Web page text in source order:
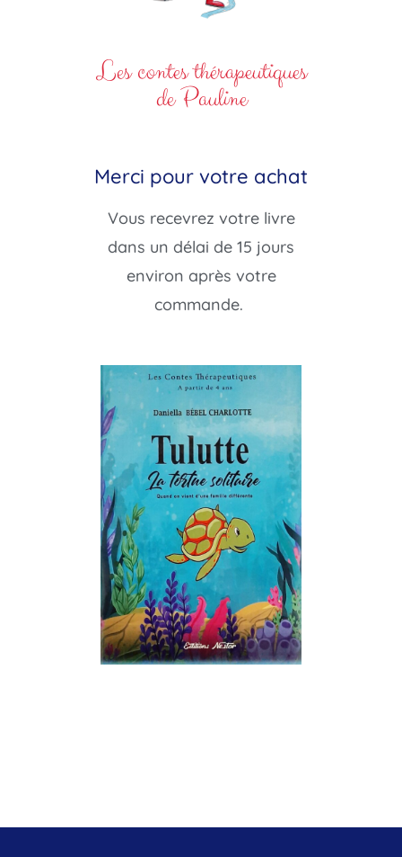
Les contes thérapeutiques
de Pauline
Merci pour votre achat
Vous recevrez votre livre
dans un délai de 15 jours
environ après votre
commande.